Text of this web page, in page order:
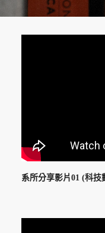
系所分享影片01 (科技